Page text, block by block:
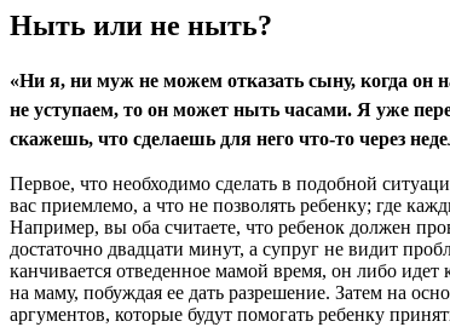
Ныть или не ныть?
«Ни я, ни муж не можем отказать сыну, когда он
не уступа­ем, то он может ныть часами. Я уже
скажешь, что сделаешь для него что-то через
Первое, что необходимо сделать в подобной
вас приемлемо, а что не позволять ребенку; где
Например, вы оба считаете, что ребенок должен
достаточно двадцати минут, а супруг не видит
канчивается отведенное мамой время, он либо
на маму, побуждая ее дать разрешение. Затем на
аргументов, которые будут помогать ребенку